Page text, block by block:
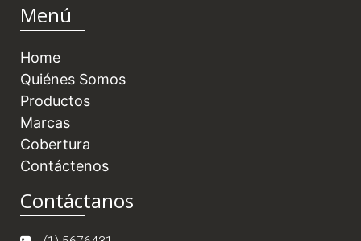
Menú
Home
Quiénes Somos
Productos
Marcas
Cobertura
Contáctenos
Contáctanos